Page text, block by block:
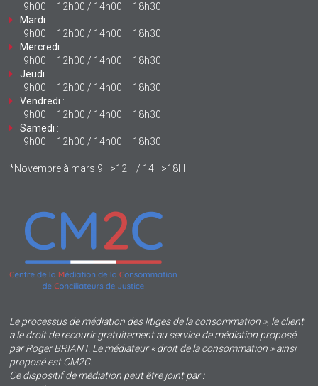
9h00 – 12h00 / 14h00 – 18h30
Mardi :
9h00 – 12h00 / 14h00 – 18h30
Mercredi :
9h00 – 12h00 / 14h00 – 18h30
Jeudi :
9h00 – 12h00 / 14h00 – 18h30
Vendredi :
9h00 – 12h00 / 14h00 – 18h30
Samedi :
9h00 – 12h00 / 14h00 – 18h30
*Novembre à mars 9H>12H / 14H>18H
Le processus de médiation des litiges de la consommation », le client
a le droit de recourir gratuitement au service de médiation proposé
par Roger BRIANT. Le médiateur « droit de la consommation » ainsi
proposé est CM2C.
Ce dispositif de médiation peut être joint par :